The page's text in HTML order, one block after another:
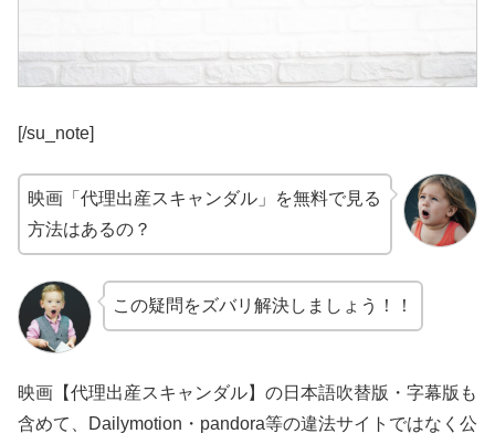
[/su_note]
映画「代理出産スキャンダル」を無料で見る
方法はあるの？
この疑問をズバリ解決しましょう！！
映画【代理出産スキャンダル】の日本語吹替版・字幕版も
含めて、Dailymotion・pandora等の違法サイトではなく公